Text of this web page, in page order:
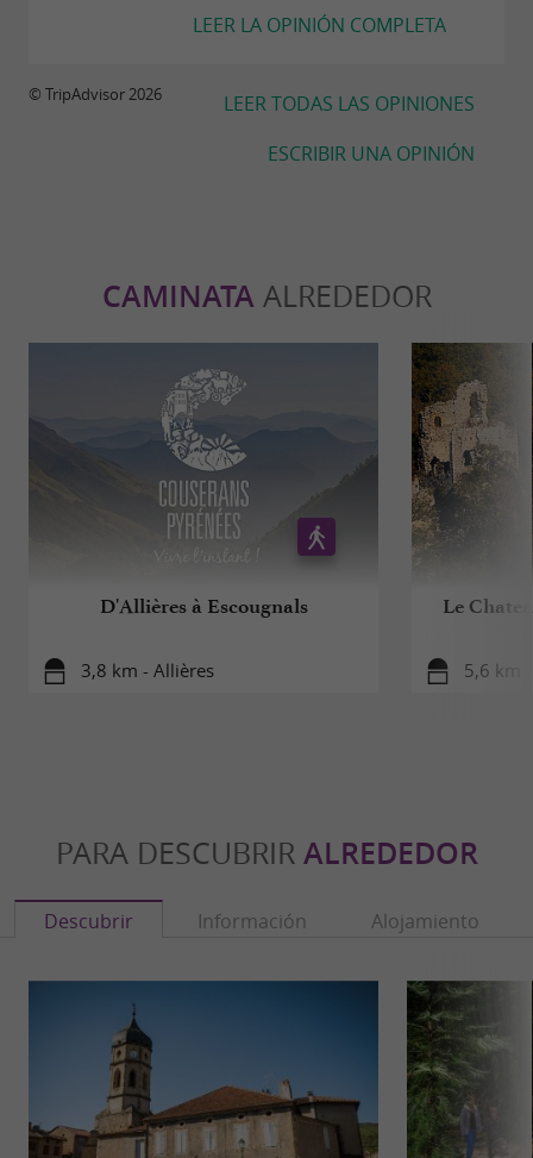
LEER LA OPINIÓN COMPLETA
LEER TODAS LAS OPINIONES
ESCRIBIR UNA OPINIÓN
© TripAdvisor 2026
CAMINATAALREDEDOR
D'Allières à Escougnals
3,8 km - Allières
Le
5,6 km
PARA DESCUBRIR ALREDEDOR
Descubrir Información Alojamiento